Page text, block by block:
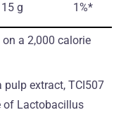
15 g 1%*
a 2,000 calorie
extract, TCI507
of Lactobacillus